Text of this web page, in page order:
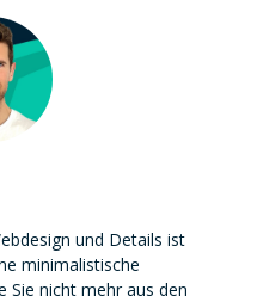
und Details ist
minimalistische
Sie nicht mehr aus den